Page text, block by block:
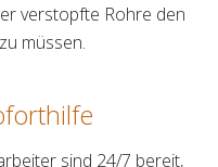
verstopfte Rohre den
müssen.
sind 24/7 bereit,